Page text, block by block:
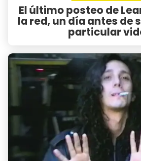
El último posteo de
la red, un día antes de
particular